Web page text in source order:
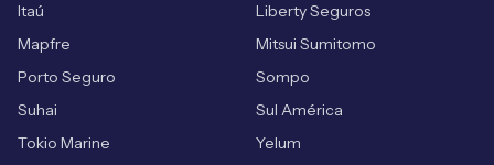
Itaú
Liberty Seguros
Mapfre
Mitsui Sumitomo
Porto Seguro
Sompo
Suhai
Sul América
Tokio Marine
Yelum